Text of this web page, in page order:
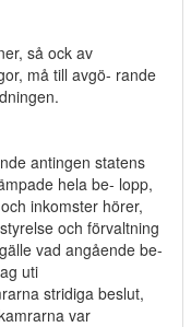
så ock av
må till avgö- rande
antingen statens
hela be- lopp,
inkomster hörer,
och förvaltning
vad angående be-
uti
stridiga beslut,
var